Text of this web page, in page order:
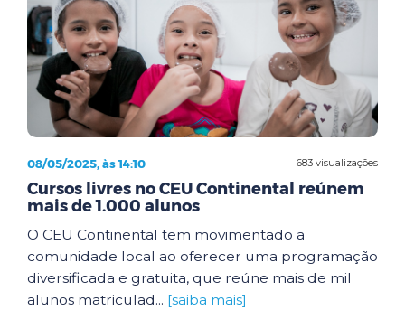
683 visualizações
08/05/2025, às 14:10
Cursos livres no CEU Continental reúnem
mais de 1.000 alunos
O CEU Continental tem movimentado a
comunidade local ao oferecer uma programação
diversificada e gratuita, que reúne mais de mil
alunos matriculad... [saiba mais]